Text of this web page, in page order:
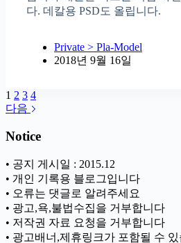
다. 데칼용 PSD도 올립니다.
Private > Pla-Model
2018년 9월 16일
1 2 3 4
다음
Notice
• 공지 게시일 : 2015.12
• 개인 기록용 블로그입니다
• 오류는 댓글로 알려주세요
• 광고,욕,불법수집을 거부합니다
• 저작권 자료 요청을 거부합니다
• 광고배너,제휴링크가 포함될 수